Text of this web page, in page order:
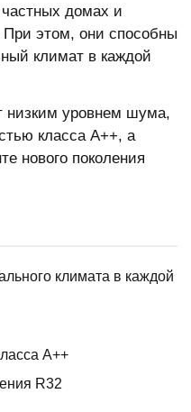
домах и
этом, они способны
климат в каждой
низким уровнем шума,
класса А++, а
нового поколения
климата в каждой
А++
R32